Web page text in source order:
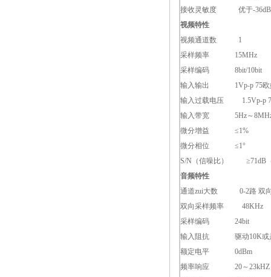
接收灵敏度 优于-
视频特性
视频通道数 1
采样频率 15MHz
采样编码 8bit/10bit
输入输出 1Vp-p 75欧
输入过载电压 1.5Vp-p
输入带宽 5Hz～
微分增益 ≤1%
微分相位 ≤1°
S/N（信噪比） ≥71dB
音频特性
通道zui大数 0-2路 双
双向采样频率 48KHz
采样编码 24bit
输入阻抗 驱动10K或
额定电平 0dBm
频率响应 20～23kHZ